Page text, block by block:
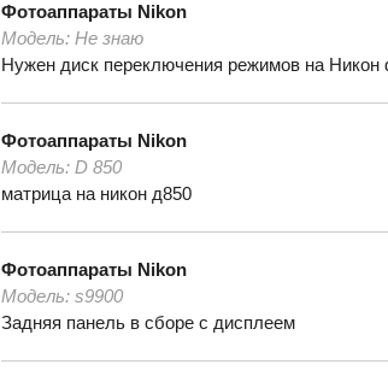
Фотоаппараты Nikon
Модель: Не знаю
Нужен диск переключения режимов на Никон
Фотоаппараты Nikon
Модель: D 850
матрица на никон д850
Фотоаппараты Nikon
Модель: s9900
Задняя панель в сборе с дисплеем